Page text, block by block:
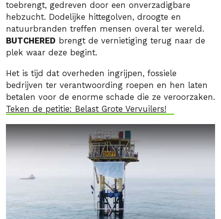
toebrengt, gedreven door een onverzadigbare
hebzucht. Dodelijke hittegolven, droogte en
natuurbranden treffen mensen overal ter wereld.
BUTCHERED brengt de vernietiging terug naar de
plek waar deze begint.
Het is tijd dat overheden ingrijpen, fossiele
bedrijven ter verantwoording roepen en hen laten
betalen voor de enorme schade die ze veroorzaken.
Teken de petitie: Belast Grote Vervuilers!